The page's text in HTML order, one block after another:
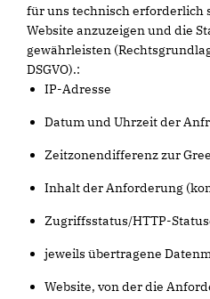
für uns technisch erforderlich
Website anzuzeigen und die
gewährleisten
DSGVO).:
IP-Adresse
Datum und Uhrzeit der
Zeitzonendifferenz zur
Inhalt der Anforderung
Zugriffsstatus/HTTP-
jeweils übertragene
Website, von der die